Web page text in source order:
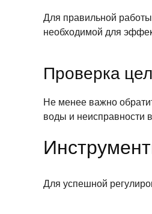
Для правильной
необходимой для
Проверка
Не менее важно
воды и неисправности
Для успешной